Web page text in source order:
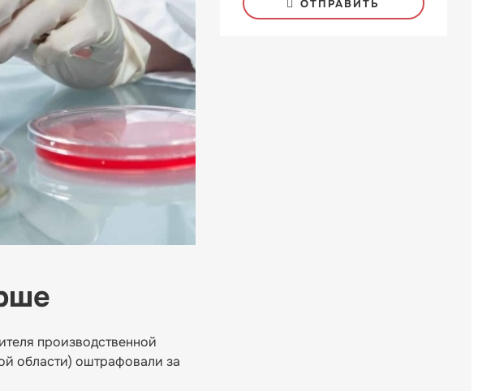
производственной
области) оштрафовали за
ОТПРАВИТЬ